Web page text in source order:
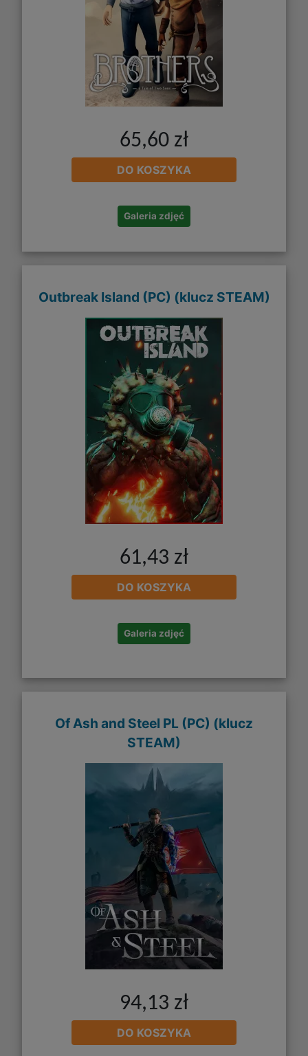
65,60 zł
DO KOSZYKA
Galeria zdjęć
Outbreak Island (PC) (klucz STEAM)
61,43 zł
DO KOSZYKA
Galeria zdjęć
Of Ash and Steel PL (PC) (klucz
STEAM)
94,13 zł
DO KOSZYKA